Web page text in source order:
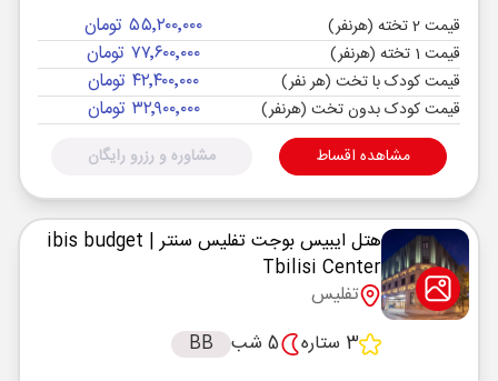
قیمت 2 تخته (هرنفر) ۵۵٬۲۰۰٬۰۰۰ تومان
قیمت 1 تخته (هرنفر) ۷۷٬۶۰۰٬۰۰۰ تومان
قیمت کودک با تخت (هر نفر) ۴۲٬۴۰۰٬۰۰۰ تومان
قیمت کودک بدون تخت (هرنفر) ۳۲٬۹۰۰٬۰۰۰ تومان
مشاهده اقساط مشاوره و رزرو رایگان
هتل ایبیس بوجت تفلیس سنتر | ibis budget
Tbilisi Center
تفلیس
3 ستاره
5 شب BB